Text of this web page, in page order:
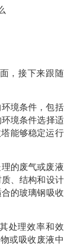
，接下来跟随
境条件，包括
境条件选择适
能够稳定运行
的废气或废液
、结构和设计
的玻璃钢吸收
处理效率和效
或吸收废液中